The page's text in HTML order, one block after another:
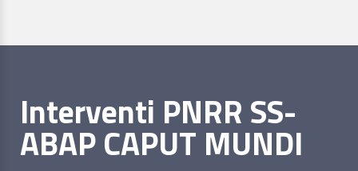
Interventi PNRR SS-
ABAP CAPUT MUNDI